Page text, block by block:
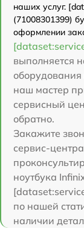
наших услуг.
(71008301399)
оформлении
выполняется
оборудования
наш мастер
сервисный
обратно.
Закажите
сервис-
ноутбука
по нашей
наличии